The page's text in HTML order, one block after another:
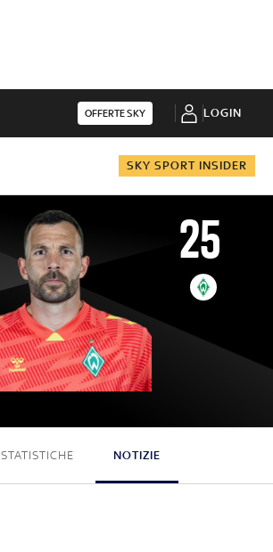
OFFERTE SKY LOGIN
SKY SPORT INSIDER
25
Markus Kolke
STATISTICHE NOTIZIE